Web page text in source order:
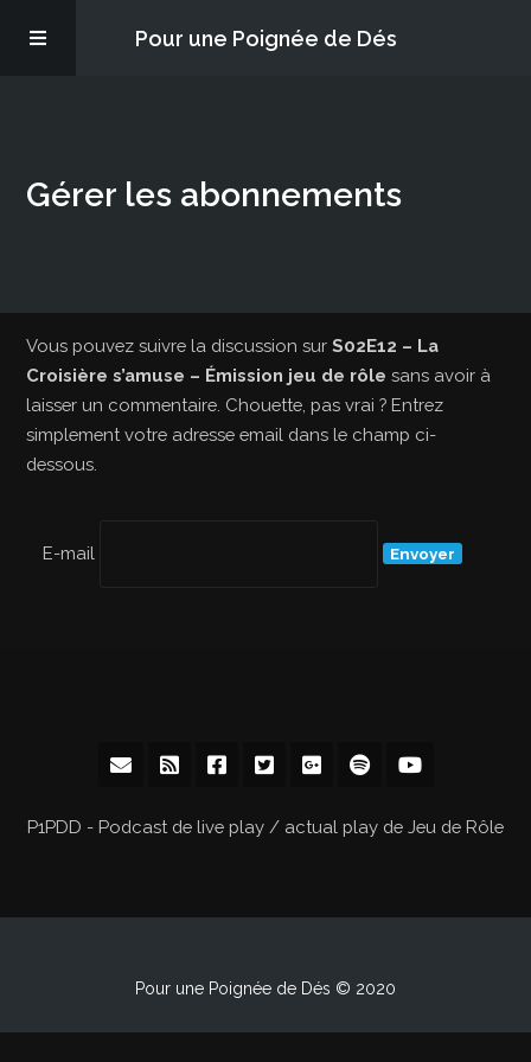
Pour une Poignée de Dés
PQD2P
À propos
Gérer les abonnements
Vous pouvez suivre la discussion surS02E12 – La
Croisière s’amuse – Émission jeu de rôle sans avoir à
laisser un commentaire. Chouette, pas vrai ? Entrez
simplement votre adresse email dans le champ ci-
dessous.
E-mail
P1PDD - Podcast de live play / actual play de Jeu de Rôle
Pour une Poignée de Dés © 2020